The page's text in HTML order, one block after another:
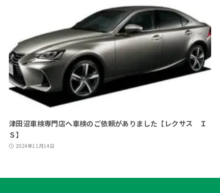
津田沼車検専門店へ車検のご依頼がありました【レクサス Ｉ
Ｓ】
2024年11月14日